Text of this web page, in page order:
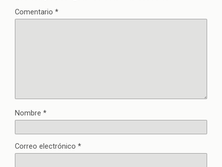
Comentario *
Nombre *
Correo electrónico *